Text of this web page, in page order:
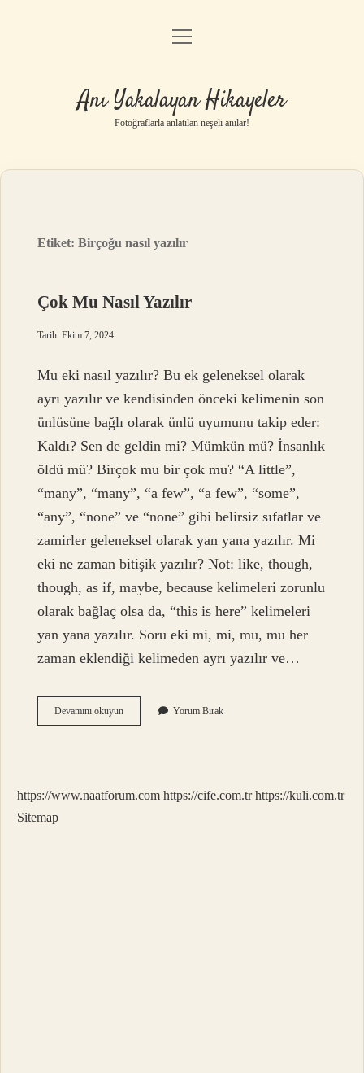
Anasayfa
Yasal Uyarı
menüyü
Anı Yakalayan Hikayeler
Fotoğraflarla anlatılan neşeli anılar!
Etiket:Birçoğu nasıl yazılır
Çok Mu Nasıl Yazılır
Tarih: Ekim 7, 2024
Mu eki nasıl yazılır? Bu ek geleneksel olarak
ayrı yazılır ve kendisinden önceki kelimenin son
ünlüsüne bağlı olarak ünlü uyumunu takip eder:
Kaldı? Sen de geldin mi? Mümkün mü? İnsanlık
öldü mü? Birçok mu bir çok mu? “A little”,
“many”, “many”, “a few”, “a few”, “some”,
“any”, “none” ve “none” gibi belirsiz sıfatlar ve
zamirler geleneksel olarak yan yana yazılır. Mi
eki ne zaman bitişik yazılır? Not: like, though,
though, as if, maybe, because kelimeleri zorunlu
olarak bağlaç olsa da, “this is here” kelimeleri
yan yana yazılır. Soru eki mi, mi, mu, mu her
zaman eklendiği kelimeden ayrı yazılır ve…
Devamını okuyunÇok
Mu
Yorum Bırak
https://www.naatforum.com https://cife.com.tr https://kuli.com.tr
Sitemap